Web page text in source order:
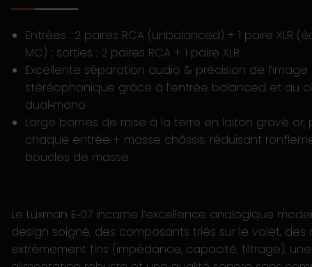
Entrées : 2 paires RCA (unbalanced) + 1 paire XLR
MC) ; sorties : 2 paires RCA + 1 paire XLR
Excellente séparation audio & précision de l’image
stéréophonique grâce à l’entrée balanced et au
dual‑mono
Large bornes de mise à la terre en laiton gravé or,
chaque entrée + masse châssis, réduisant
boucles de masse.
Le Luxman E‑07 incarne l’excellence analogique
design soigné, des composants triés sur le volet, des
extrêmement fins (impédance, capacité, filtrage), une